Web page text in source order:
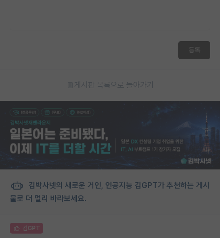
등록
게시판 목록으로 돌아가기
김박사넷의 새로운 거인, 인공지능 김GPT가 추천하는 게시
물로 더 멀리 바라보세요.
김GPT